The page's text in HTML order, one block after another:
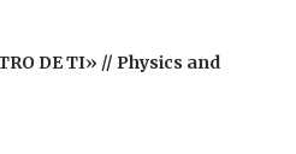
DE TI» // Physics and